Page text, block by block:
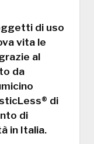
di uso
vita le
al
da
di
di
in Italia.